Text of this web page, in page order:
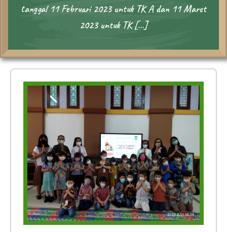
tanggal 11 Februari 2023 untuk TK A dan 11 Maret
2023 untuk TK […]